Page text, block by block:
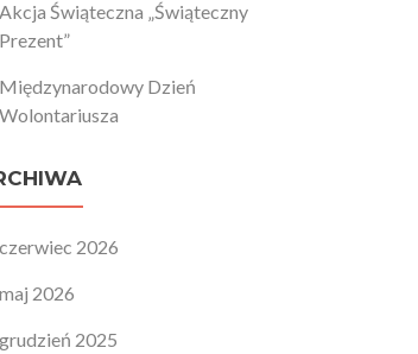
Akcja Świąteczna „Świąteczny
Prezent”
Międzynarodowy Dzień
Wolontariusza
czerwiec 2026
maj 2026
grudzień 2025